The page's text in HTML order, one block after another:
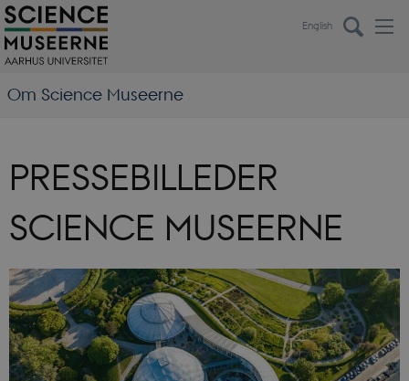
English
Om Science Museerne
PRESSEBILLEDER
SCIENCE MUSEERNE